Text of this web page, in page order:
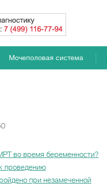
Мочеполовая система
во время беременности?
проведению
при незамеченной